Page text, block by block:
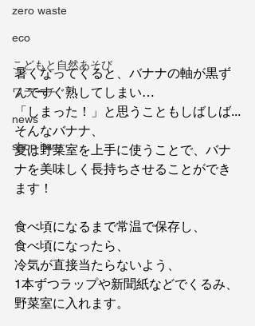
zero waste
eco
こどもと自然あそび
ワラーチ
news
shop item
暑くなってくると、バナナの軸が黒ず
んですぐ熟してしまい…
「しまった！」と思うこともしばしば...
そんなバナナ、
夏は野菜室を上手に使うことで、バナ
ナを美味しく長持ちさせることができ
ます！
食べ頃になるまで常温で保存し、
食べ頃になったら、
冷気が直接当たらないよう、
1本ずつラップや新聞紙などでくるみ、
野菜室に入れます。